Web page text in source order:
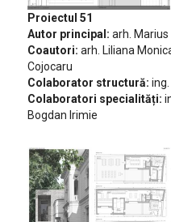
Proiectul 51
Autor principal: arh. Marius
Coautori: arh. Liliana
Cojocaru
Colaborator structură:
Colaboratori specialități:
Bogdan Irimie